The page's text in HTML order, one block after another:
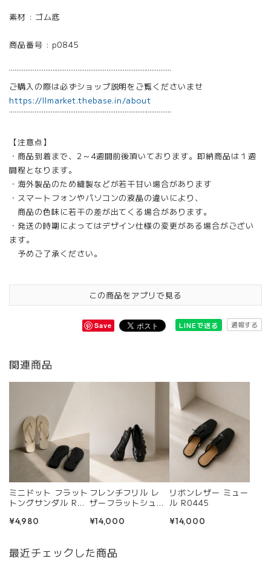
素材 : ゴム底
商品番号 : p0845
¨¨¨¨¨¨¨¨¨¨¨¨¨¨¨¨¨¨¨¨¨¨¨¨¨¨¨¨¨¨¨¨¨¨¨¨¨¨¨¨¨¨¨¨¨
ご購入の際は必ずショップ説明をご覧くださいませ
https://llmarket.thebase.in/about
¨¨¨¨¨¨¨¨¨¨¨¨¨¨¨¨¨¨¨¨¨¨¨¨¨¨¨¨¨¨¨¨¨¨¨¨¨¨¨¨¨¨¨¨¨
【注意点】
・商品到着まで、2～4週間前後頂いております。即納商品は１週
間程となります。
・海外製品のため縫製などが若干甘い場合があります
・スマートフォンやパソコンの液晶の違いにより、
商品の色味に若干の差が出てくる場合があります。
・発送の時期によってはデザイン仕様の変更がある場合がござい
ます。
予めご了承ください。
この商品をアプリで見る
Save LINEで送る 通報する
関連商品
ミニドット フラット
トングサンダル R04
¥4,980
フレンチフリル レ
ザーフラットシュー
¥14,000
リボンレザー ミュー
ル R0445
¥14,000
最近チェックした商品